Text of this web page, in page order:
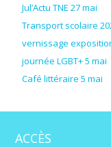
Jul’Actu TNE 27 mai
Transport scolaire
vernissage
journée LGBT+ 5 mai
Café littéraire 5 mai
ACCÈS